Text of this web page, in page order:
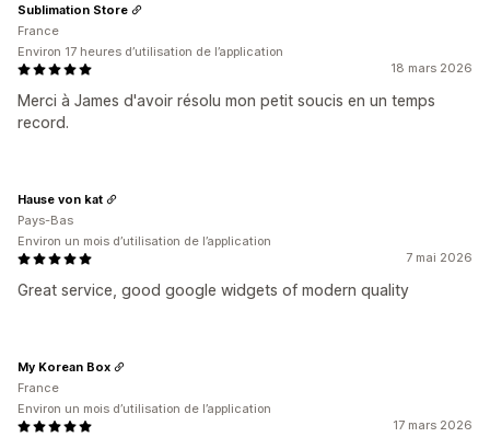
18 mars 2026
Merci à James d'avoir résolu mon petit soucis en un temps
record.
Sublimation Store
France
Environ 17 heures d’utilisation de l’application
7 mai 2026
Great service, good google widgets of modern quality
Hause von kat
Pays-Bas
Environ un mois d’utilisation de l’application
17 mars 2026
My Korean Box
France
Environ un mois d’utilisation de l’application